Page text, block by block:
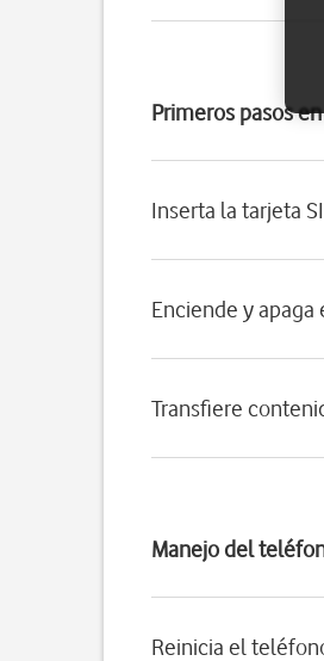
Primeros pasos
Inserta la tarjeta
Enciende y
Transfiere
Manejo del
Reinicia el